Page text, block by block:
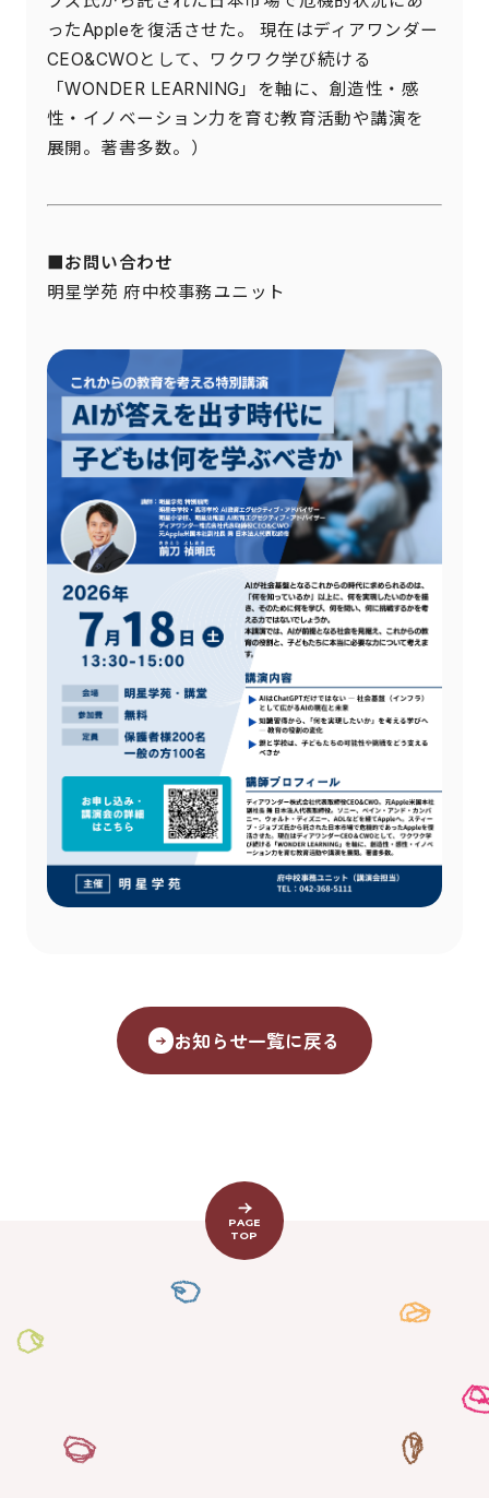
ったAppleを復活させた。 現在はディアワンダー
CEO&CWOとして、ワクワク学び続ける
「WONDER LEARNING」を軸に、創造性・感
性・イノベーション力を育む教育活動や講演を
展開。著書多数。）
■お問い合わせ
明星学苑 府中校事務ユニット
お知らせ一覧に戻る
PAGE
TOP